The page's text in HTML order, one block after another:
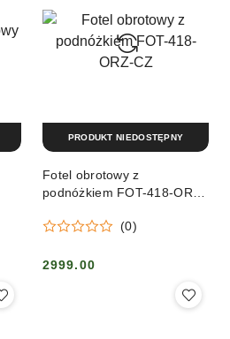
Fotel obrotowy z
podnóżkiem FOT-418-ORZ-
(0)
Cena:
2999.00
PRODUKT NIEDOSTĘPNY